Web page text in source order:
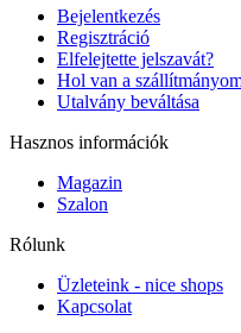
Bejelentkezés
Regisztráció
Elfelejtette jelszavát?
Hol van a
Utalvány beváltása
Hasznos információk
Magazin
Szalon
Rólunk
Üzleteink - nice shops
Kapcsolat